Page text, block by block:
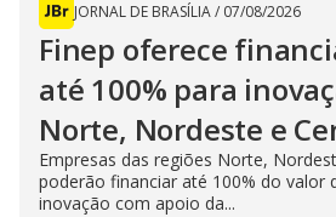
JORNAL DE BRASÍLIA/ 07/08/2026
Finep oferece
até 100% para
Norte, Nordeste e
Empresas das regiões Norte,
poderão financiar até 100% do valor
inovação com apoio da...